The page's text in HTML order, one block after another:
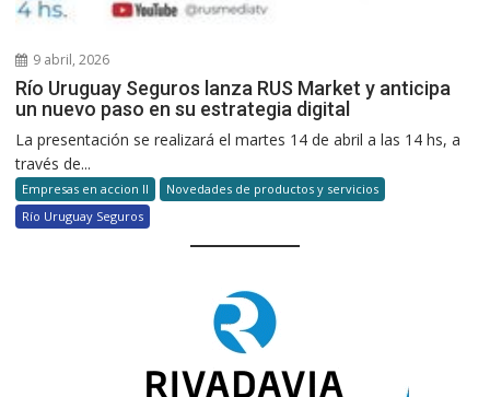
9 abril, 2026
Río Uruguay Seguros lanza RUS Market y anticipa
un nuevo paso en su estrategia digital
La presentación se realizará el martes 14 de abril a las 14 hs, a
través de...
Empresas en accion II
Novedades de productos y servicios
Río Uruguay Seguros